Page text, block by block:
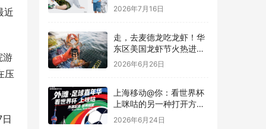
近
游
压
2026年7月16日
走，去麦德龙吃龙虾！华
东区美国龙虾节火热进行
中
2026年6月26日
上海移动@你：看世界杯
上咪咕的另一种打开方
式，在外滩！
2026年6月24日